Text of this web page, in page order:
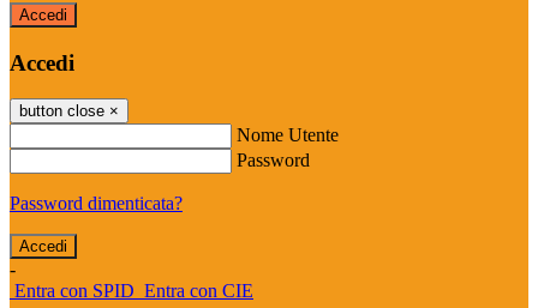
Accedi
Accedi
button close ×
Nome Utente
Password
Password dimenticata?
-
Entra con SPID Entra con CIE